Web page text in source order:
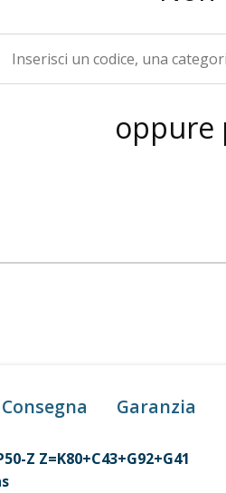
oppure
Consegna Garanzia
Z Z=K80+C43+G92+G41